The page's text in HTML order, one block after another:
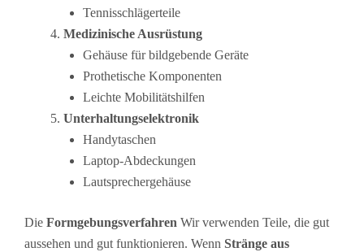
Tennisschlägerteile
Medizinische Ausrüstung
Gehäuse für bildgebende Geräte
Prothetische Komponenten
Leichte Mobilitätshilfen
Unterhaltungselektronik
Handytaschen
Laptop-Abdeckungen
Lautsprechergehäuse
Die Formgebungsverfahren Wir verwenden Teile, die gut
aussehen und gut funktionieren. Wenn Stränge aus